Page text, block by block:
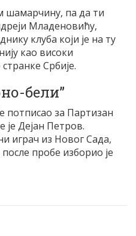
шамарчину, па да ти
Младеновићу,
клуба који је на ту
као високи
Србије.
бели”
потписао за Партизан
је Дејан Петров.
играч из Новог Сада,
пробе изборио је